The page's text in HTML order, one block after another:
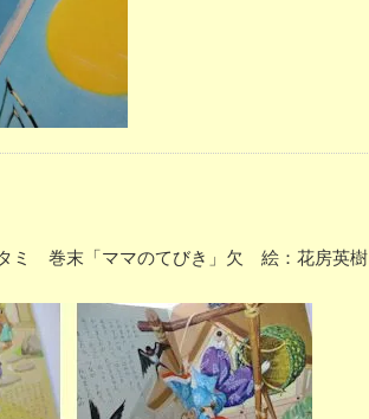
ミ 巻末「ママのてびき」欠 絵：花房英樹